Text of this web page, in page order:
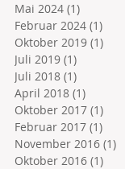
Mai 2024 (1)
Februar 2024 (1)
Oktober 2019 (1)
Juli 2019 (1)
Juli 2018 (1)
April 2018 (1)
Oktober 2017 (1)
Februar 2017 (1)
November 2016 (1)
Oktober 2016 (1)